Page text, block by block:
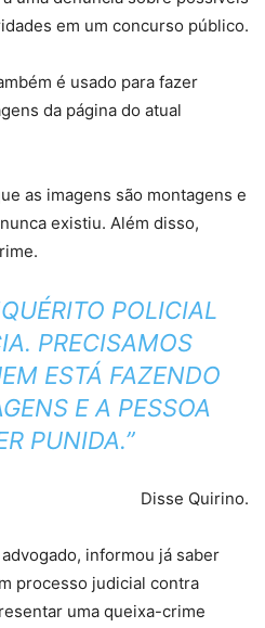
em um concurso público.
é usado para fazer
da página do atual
as imagens são montagens e
existiu. Além disso,
POLICIAL
PRECISAMOS
ESTÁ FAZENDO
E A PESSOA
PUNIDA.”
Disse Quirino.
informou já saber
processo judicial contra
uma queixa-crime